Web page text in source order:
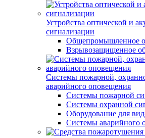
Устройства оптической и
сигнализации
Общепромышленное
Взрывозащищенное
Системы пожарной,
аварийного оповещения
Системы пожарной
Системы охранной
Оборудование для
Системы аварийного